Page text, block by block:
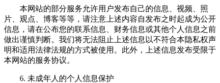
本网站的部分服务允许用户发布自己的信息、视频、照
片、观点、博客等等，请注意上述内容自发布之时起成为公开
信息，请在公布您的联系信息、财务信息或其他个人信息之前
做出谨慎判断。我们将无法阻止上述信息以不符合本隐私权声
明和适用法律法规的方式被使用。此外，上述信息发布受限于
本网站的服务协议。
6. 未成年人的个人信息保护